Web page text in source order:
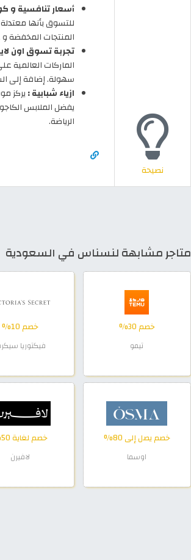
نصيحة
أسعار تنافسية و
للتسوق بأنها
المنتجات المخفضة و
تجربة تسوق اون
الماركات العالمية
سهولة. إضافة إلى
ازياء شبابية :يركز
يفضل الملابس
الرياضة.
متاجر مشابهة لنسناس في السعودية
خصم 30%
تيمو
خصم 10%
فيكتوريا
خصم يصل إلى 80%
اوسما
خصم لغاية 50%
لافيرن